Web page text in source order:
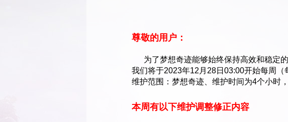
尊敬的用户：
为了梦想奇迹能够始终保持高效和稳定的
我们将于2023年12月28日03:00开始每周（
维护范围：梦想奇迹、维护时间为4个小时
本周有以下维护调整修正内容